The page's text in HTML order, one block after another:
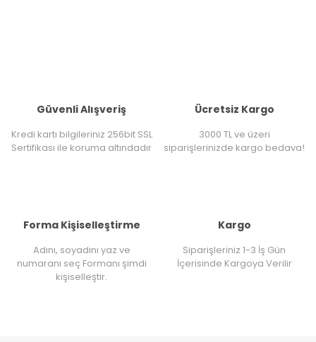
Güvenli Alışveriş
Kredi kartı bilgileriniz 256bit SSL
Sertifikası ile koruma altındadır
Ücretsiz Kargo
3000 TL ve üzeri
siparişlerinizde kargo bedava!
Forma Kişiselleştirme
Adını, soyadını yaz ve
numaranı seç Formanı şimdi
kişiselleştir.
Kargo
Siparişleriniz 1-3 İş Gün
İçerisinde Kargoya Verilir